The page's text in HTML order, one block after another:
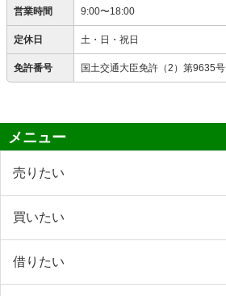
営業時間 9:00〜18:00
定休日 土・日・祝日
免許番号 国土交通大臣免許（2）第9635号
メニュー
売りたい
買いたい
借りたい